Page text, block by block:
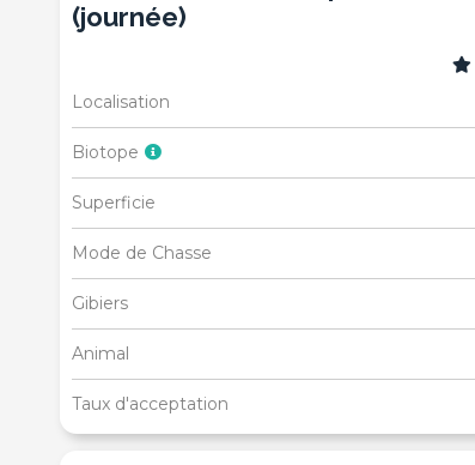
(journée)
Localisation
Biotope
Superficie
Mode de Chasse
Gibiers
Animal
Taux d'acceptation